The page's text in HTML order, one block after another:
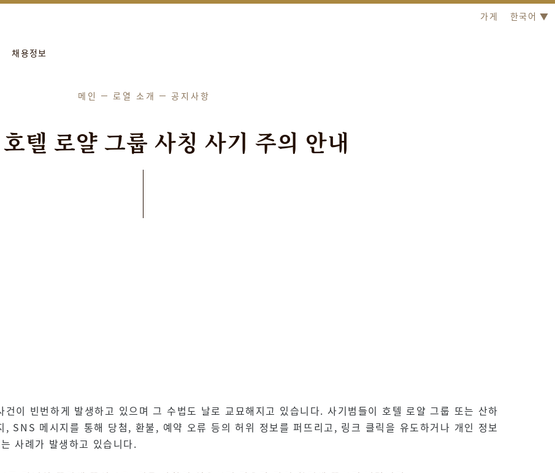
채용정보
가게 한국어 ▼
more
메인 로열 소개 공지사항
호텔 로얄 그룹 사칭 사기 주의 안내
이 빈번하게 발생하고 있으며 그 수법도 날로 교묘해지고 있습니다. 사기범들이 호텔 로얄 그룹 또는 산하
SNS 메시지를 통해 당첨, 환불, 예약 오류 등의 허위 정보를 퍼뜨리고, 링크 클릭을 유도하거나 개인 정보
사례가 발생하고 있습니다.